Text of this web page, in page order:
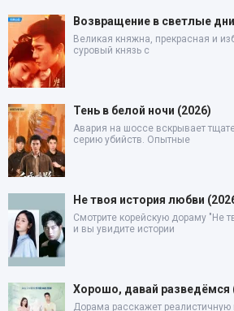
Возвращение в светлые
Великая княжна, прекрасная и
суровый князь с
Тень в белой ночи (2026)
Авария на шоссе вскрывает
серию убийств. Опытные
Не твоя история любви
Смотрите корейскую дораму "Не
и вы увидите истории
Хорошо, давай разведёмся
Дорама расскажет реалистичную